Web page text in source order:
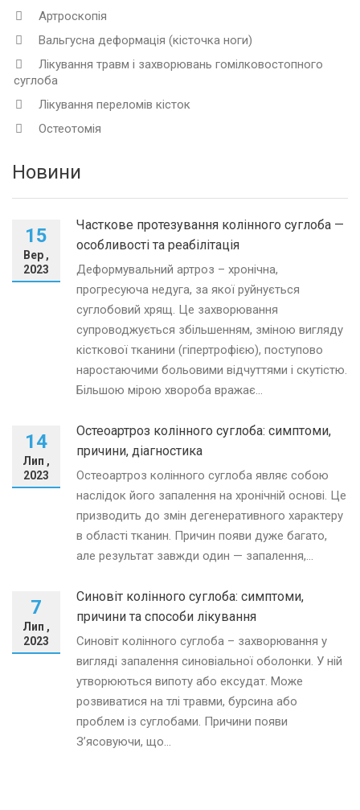
Артроскопія
Вальгусна деформація (кісточка ноги)
Лікування травм і захворювань гомілковостопного
суглоба
Лікування переломів кісток
Остеотомія
Новини
15
Вер ,
2023
Часткове протезування колінного суглоба —
особливості та реабілітація
Деформувальний артроз – хронічна,
прогресуюча недуга, за якої руйнується
суглобовий хрящ. Це захворювання
супроводжується збільшенням, зміною вигляду
кісткової тканини (гіпертрофією), поступово
наростаючими больовими відчуттями і скутістю.
Більшою мірою хвороба вражає...
14
Лип ,
2023
Остеоартроз колінного суглоба: симптоми,
причини, діагностика
Остеоартроз колінного суглоба являє собою
наслідок його запалення на хронічній основі. Це
призводить до змін дегенеративного характеру
в області тканин. Причин появи дуже багато,
але результат завжди один — запалення,...
7
Лип ,
2023
Синовіт колінного суглоба: симптоми,
причини та способи лікування
Синовіт колінного суглоба – захворювання у
вигляді запалення синовіальної оболонки. У ній
утворюються випоту або ексудат. Може
розвиватися на тлі травми, бурсина або
проблем із суглобами. Причини появи
З’ясовуючи, що...